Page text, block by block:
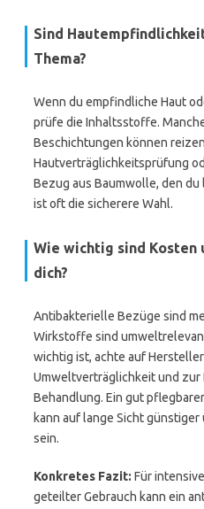
Sind
Thema?
Wenn du empfindliche Haut
prüfe die Inhaltsstoffe.
Beschichtungen können
Hautverträglichkeitsprüfung
Bezug aus Baumwolle, den
ist oft die sicherere Wahl.
Wie wichtig sind
dich?
Antibakterielle Bezüge sind
Wirkstoffe sind
wichtig ist, achte auf
Umweltverträglichkeit und zur
Behandlung. Ein gut
kann auf lange Sicht
sein.
Konkretes Fazit: Für
geteilter Gebrauch kann ein